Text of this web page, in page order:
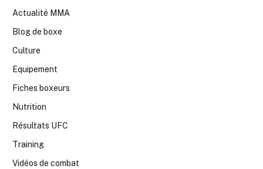
Actualité MMA
Blog de boxe
Culture
Equipement
Fiches boxeurs
Nutrition
Résultats UFC
Training
Vidéos de combat